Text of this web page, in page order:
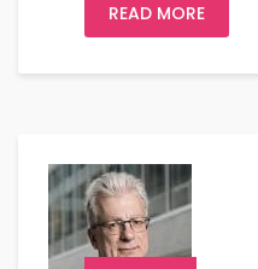
READ MORE